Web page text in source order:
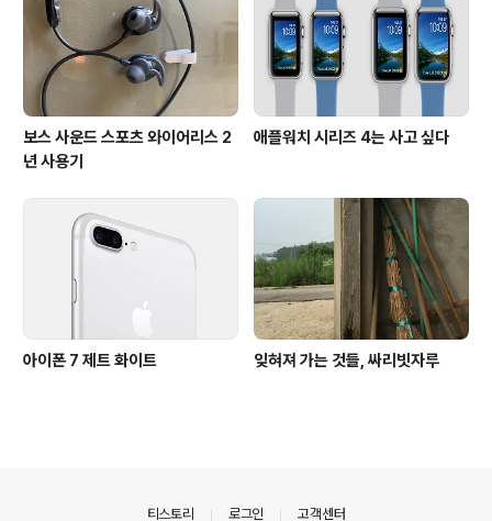
보스 사운드 스포츠 와이어리스 2
년 사용기
애플워치 시리즈 4는 사고 싶다
아이폰 7 제트 화이트 잊혀져 가는 것들, 싸리빗자루
티스토리 로그인 고객센터